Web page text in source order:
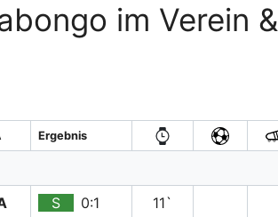
im Verein &
Ergebnis
S 0:1 11`